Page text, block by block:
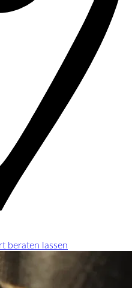
beraten lassen